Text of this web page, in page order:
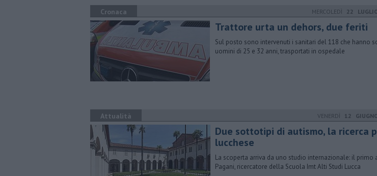
Cronaca MERCOLEDÌ 22
Trattore urta un dehors, due feriti
Sul posto sono intervenuti i sanitari del 118 che hanno
uomini di 25 e 32 anni, trasportati in ospedale
Attualità VENERDÌ 12
Due sottotipi di autismo, la ricerca
lucchese
La scoperta arriva da uno studio internazionale: il primo
Pagani, ricercatore della Scuola Imt Alti Studi Lucca